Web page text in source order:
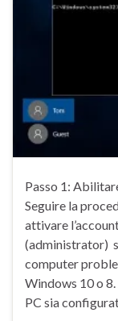
Passo 1:
Seguire la
attivare
(administrator)
computer
Windows 10 o
PC sia